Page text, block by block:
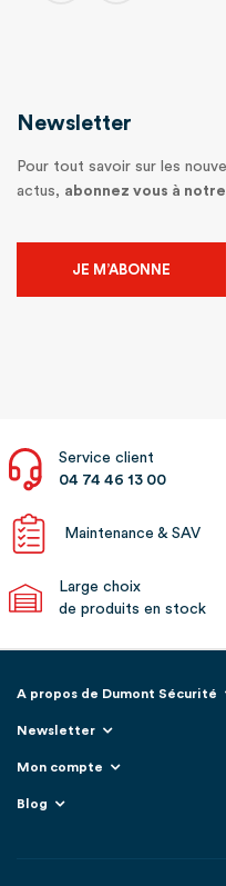
Newsletter
Pour tout savoir sur les
actus, abonnez vous à
JE M’ABONNE
Service client
04 74 46 13 00
Maintenance & SAV
Large choix
de produits en stock
A propos de Dumont Sécurité
Newsletter
Mon compte
Blog